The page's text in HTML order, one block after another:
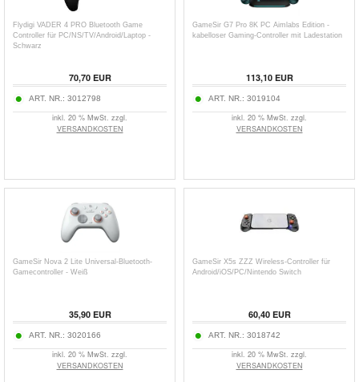
Flydigi VADER 4 PRO Bluetooth Game
Controller für PC/NS/TV/Android/Laptop -
Schwarz
70,70EUR
ART. NR.: 3012798
inkl. 20 % MwSt. zzgl.
VERSANDKOSTEN
GameSir G7 Pro 8K PC Aimlabs Edition -
kabelloser Gaming-Controller mit Ladestation
113,10EUR
ART. NR.: 3019104
inkl. 20 % MwSt. zzgl.
VERSANDKOSTEN
GameSir Nova 2 Lite Universal-Bluetooth-
Gamecontroller - Weiß
35,90EUR
ART. NR.: 3020166
inkl. 20 % MwSt. zzgl.
VERSANDKOSTEN
GameSir X5s ZZZ Wireless-Controller für
Android/iOS/PC/Nintendo Switch
60,40EUR
ART. NR.: 3018742
inkl. 20 % MwSt. zzgl.
VERSANDKOSTEN